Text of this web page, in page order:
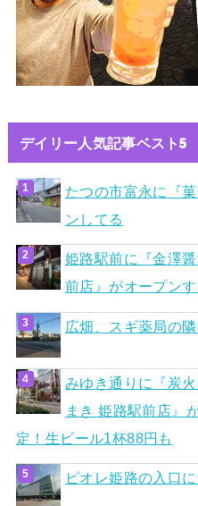
デイリー人気記事ベスト5
たつの市富永に『
ンしてる
姫路駅前に『金澤
前店』がオープンす
広畑、スギ薬局の
みゆき通りに『炭
まき 姫路駅前店』
定！生ビール1杯88円も
ピオレ姫路の入口